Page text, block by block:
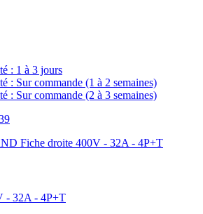
: 1 à 3 jours
: Sur commande (1 à 2 semaines)
: Sur commande (2 à 3 semaines)
- 32A - 4P+T